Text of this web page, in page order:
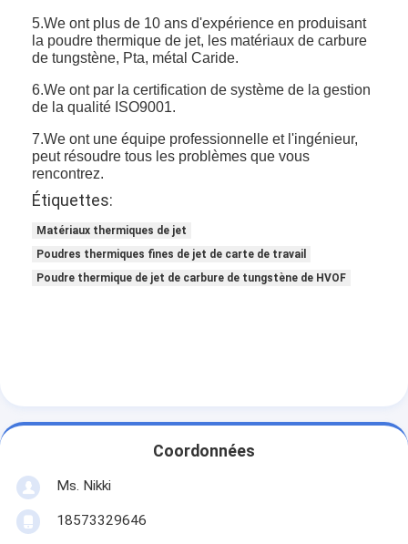
Poudre de revêtement au laser
Poudre en céramique d'oxyde
Poudre d'alliage basse de nickel
5.We ont plus de 10 ans d'expérience en produisant
la poudre thermique de jet, les matériaux de carbure
de tungstène, Pta, métal Caride.
6.We ont par la certification de système de la gestion
de la qualité ISO9001.
7.We ont une équipe professionnelle et l'ingénieur,
peut résoudre tous les problèmes que vous
rencontrez.
Étiquettes:
Matériaux thermiques de jet
Poudres thermiques fines de jet de carte de travail
Poudre thermique de jet de carbure de tungstène de HVOF
Coordonnées
Ms. Nikki
18573329646